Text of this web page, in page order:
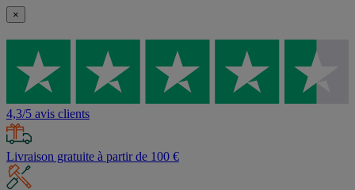
×
4,3/5 avis clients
Livraison gratuite à partir de 100 €